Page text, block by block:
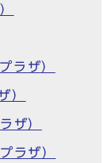
ラザ）
）
ザ）
ラザ）